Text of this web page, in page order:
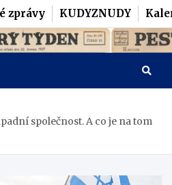
zprávy KUDYZNUDY
společnost. A co je na tom